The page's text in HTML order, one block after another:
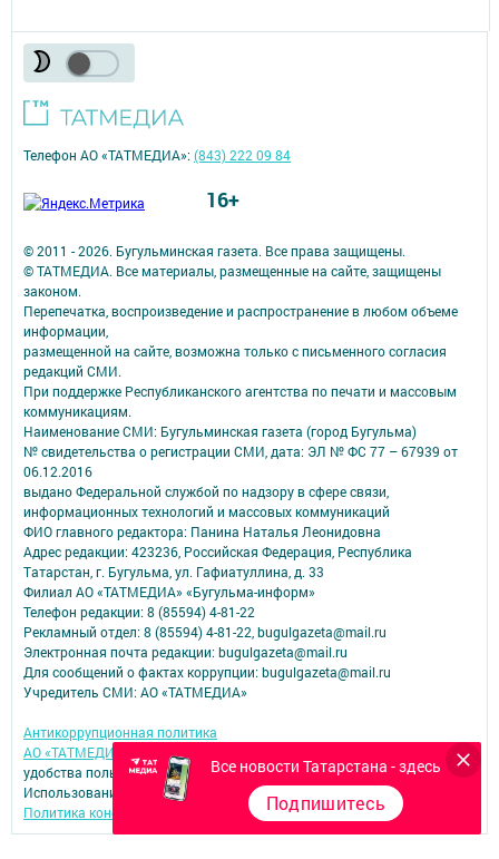
Все новости Татарстана - здесь
Подпишитесь
© 2011 - 2026. Бугульминская газета. Все права защищены.
© ТАТМЕДИА. Все материалы, размещенные на сайте, защищены
законом.
Перепечатка, воспроизведение и распространение в любом объеме
информации,
размещенной на сайте, возможна только с письменного согласия
редакций СМИ.
При поддержке Республиканского агентства по печати и массовым
коммуникациям.
Наименование СМИ: Бугульминская газета (город Бугульма)
№ свидетельства о регистрации СМИ, дата: ЭЛ № ФС 77 – 67939 от
06.12.2016
выдано Федеральной службой по надзору в сфере связи,
информационных технологий и массовых коммуникаций
ФИО главного редактора: Панина Наталья Леонидовна
Адрес редакции: 423236, Российская Федерация, Республика
Татарстан, г. Бугульма, ул. Гафиатуллина, д. 33
Филиал АО «ТАТМЕДИА» «Бугульма-информ»
Телефон редакции: 8 (85594) 4-81-22
Рекламный отдел: 8 (85594) 4-81-22, bugulgazeta@mail.ru
Электронная почта редакции: bugulgazeta@mail.ru
Для сообщений о фактах коррупции: bugulgazeta@mail.ru
Учредитель СМИ: АО «ТАТМЕДИА»
Антикоррупционная политика
АО «ТАТМЕДИА» использует «cookie»
для персонализации сервисов и
удобства пользователей сайтом.
Использование «cookie» можно отменить в настройках браузера.
Политика конфиденциальности
Телефон АО «ТАТМЕДИА»:(843) 222 09 84
16+